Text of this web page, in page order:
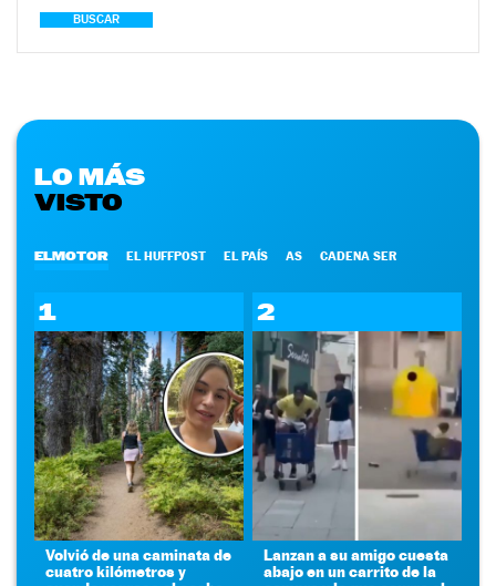
BUSCAR
LO MÁS
VISTO
ELMOTOR EL HUFFPOST EL PAÍS AS CADENA SER
1
Volvió de una caminata de
cuatro kilómetros y
2
Lanzan a su amigo cuesta
abajo en un carrito de la